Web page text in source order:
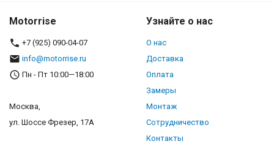
Motorrise
+7 (925) 090-04-07
info@motorrise.ru
Пн - Пт 10:00—18:00
Москва,
ул. Шоссе Фрезер, 17А
Узнайте о нас
О нас
Доставка
Оплата
Замеры
Монтаж
Сотрудничество
Контакты